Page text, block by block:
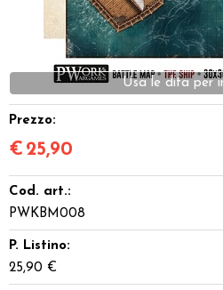
Accessori
Giocattoli e Gadget
Offerte del Dragone
Prezzo:
€ 25,90
Cod. art.:
PWKBM008
P. Listino:
25,90 €